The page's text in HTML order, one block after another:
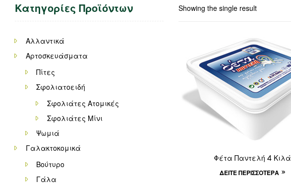
Showing the single result
Φέτα Παντελή 4 Κιλά
ΔΕΊΤΕ ΠΕΡΙΣΣΌΤΕΡΑ
Κατηγορίες Προϊόντων
Αλλαντικά
Αρτοσκευάσματα
Πίτες
Σφολιατοειδή
Σφολιάτες Ατομικές
Σφολιάτες Μίνι
Ψωμιά
Γαλακτοκομικά
Βούτυρο
Γάλα